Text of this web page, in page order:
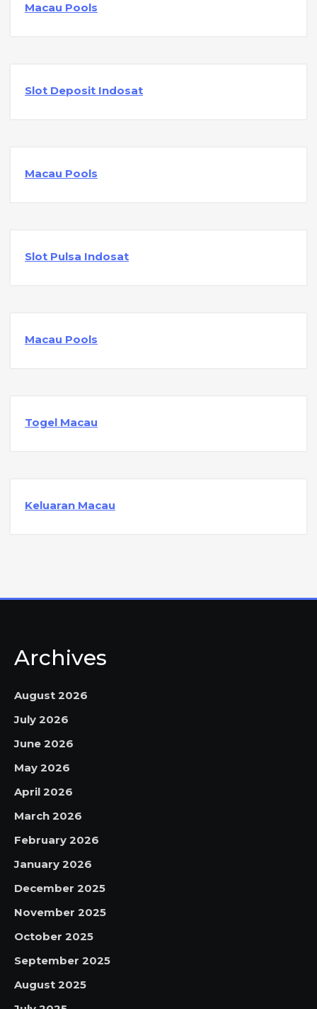
Macau Pools
Slot Deposit Indosat
Macau Pools
Slot Pulsa Indosat
Macau Pools
Togel Macau
Keluaran Macau
Archives
August 2026
July 2026
June 2026
May 2026
April 2026
March 2026
February 2026
January 2026
December 2025
November 2025
October 2025
September 2025
August 2025